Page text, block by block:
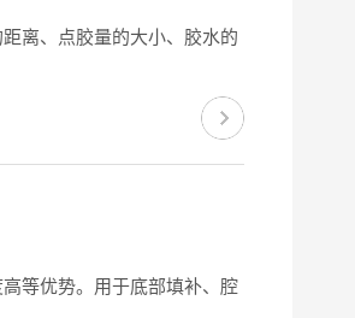
离、点胶量的大小、胶水的
等优势。用于底部填补、腔